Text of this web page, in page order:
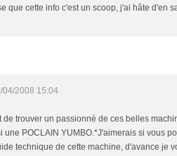
que cette info c'est un scoop, j'ai hâte d'en
04/2008 15:04
de trouver un passionné de ces belles
une POCLAIN YUMBO.*J'aimerais si vous
technique de cette machine, d'avance je